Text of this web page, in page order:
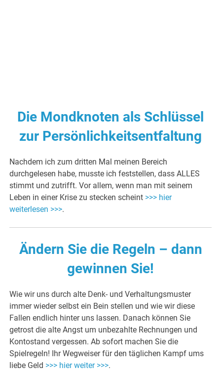
Die Mondknoten als Schlüssel
zur Persönlichkeitsentfaltung
Nachdem ich zum dritten Mal meinen Bereich
durchgelesen habe, musste ich feststellen, dass ALLES
stimmt und zutrifft. Vor allem, wenn man mit seinem
Leben in einer Krise zu stecken scheint >>> hier
weiterlesen >>>.
Ändern Sie die Regeln – dann
gewinnen Sie!
Wie wir uns durch alte Denk- und Verhaltungsmuster
immer wieder selbst ein Bein stellen und wie wir diese
Fallen endlich hinter uns lassen. Danach können Sie
getrost die alte Angst um unbezahlte Rechnungen und
Kontostand vergessen. Ab sofort machen Sie die
Spielregeln! Ihr Wegweiser für den täglichen Kampf ums
liebe Geld >>> hier weiter >>>.